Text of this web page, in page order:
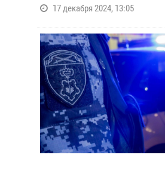
17 декабря 2024, 13:05